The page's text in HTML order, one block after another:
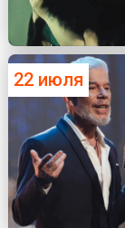
22 июля